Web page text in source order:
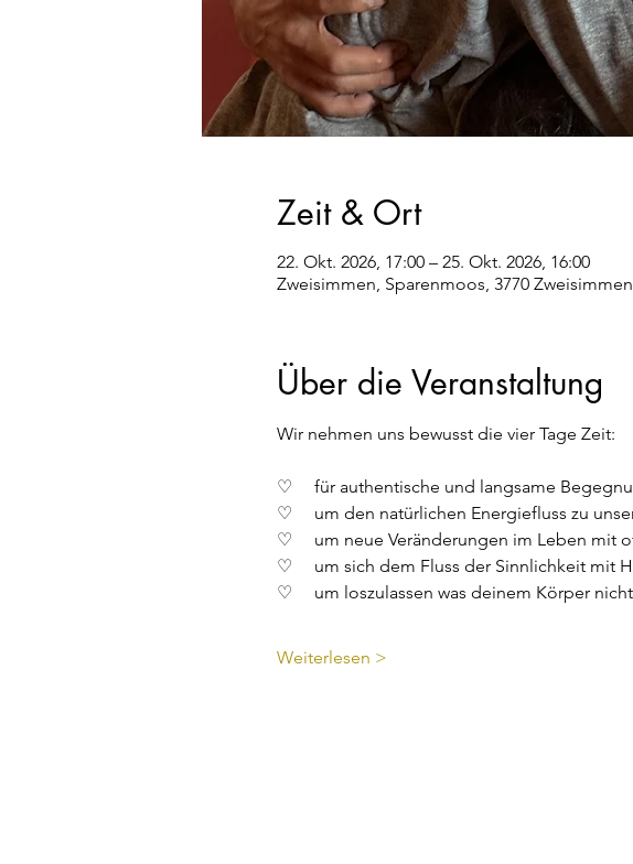
Zeit & Ort
22. Okt. 2026, 17:00 – 25. Okt. 2026, 16:00
Zweisimmen, Sparenmoos, 3770
Über die Veranstaltung
Wir nehmen uns bewusst die vier Tage Zeit:
♡     für authentische und langsame
♡     um den natürlichen Energiefluss zu
♡     um neue Veränderungen im Leben
♡     um sich dem Fluss der Sinnlichkeit
♡     um loszulassen was deinem Körper
Weiterlesen >